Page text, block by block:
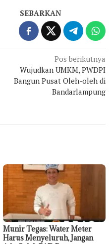
SEBARKAN
Pos berikutnya
Wujudkan UMKM, PWDPI
Bangun Pusat Oleh-oleh di
Bandarlampung
Munir Tegas: Water Meter
Harus Menyeluruh, Jangan